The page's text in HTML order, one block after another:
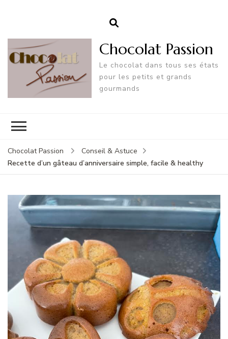
Chocolat Passion
Le chocolat dans tous ses états
pour les petits et grands
gourmands
Chocolat Passion
Conseil & Astuce
Recette d’un gâteau d’anniversaire simple, facile & healthy